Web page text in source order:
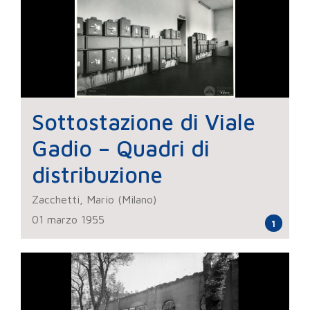
Sottostazione di Viale
Gadio – Quadri di
distribuzione
Zacchetti, Mario (Milano)
01 marzo 1955
1